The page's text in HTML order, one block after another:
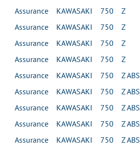
Assurance KAWASAKI 750 Z
Assurance KAWASAKI 750 Z
Assurance KAWASAKI 750 Z
Assurance KAWASAKI 750 Z
Assurance KAWASAKI 750 Z ABS
Assurance KAWASAKI 750 Z ABS
Assurance KAWASAKI 750 Z ABS
Assurance KAWASAKI 750 Z ABS
Assurance KAWASAKI 750 Z ABS